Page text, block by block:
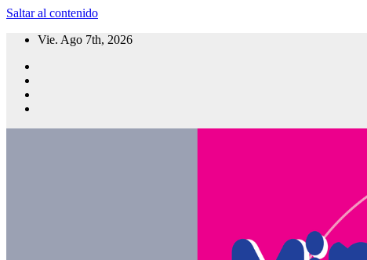
Saltar al contenido
Vie. Ago 7th, 2026